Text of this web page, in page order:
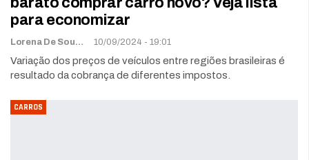
para economizar
Lorena De Sousa 10/09/2024 - 19:01
Variação dos preços de veículos entre regiões brasileiras é
resultado da cobrança de diferentes impostos.
CARROS